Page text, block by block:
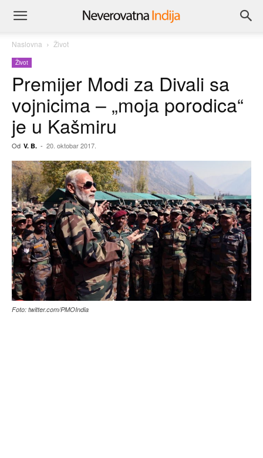
Naslovna Život
Život
Premijer Modi za Divali sa
vojnicima – „moja porodica“
je u Kašmiru
Od V. B. - 20. oktobar 2017.
Foto: twitter.com/PMOIndia